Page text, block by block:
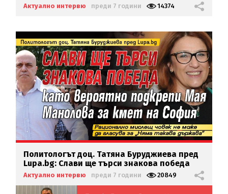
Актуално интервю преди 7 години 14374
Политологът доц. Татяна Буруджиева пред
Lupa.bg: Слави ще търси знакова победа
като вероятно подкрепи Мая Манолова за
кмет на София
Актуално интервю преди 7 години 20849